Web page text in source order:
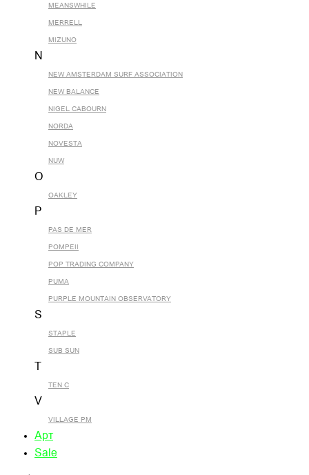
MEANSWHILE
MERRELL
MIZUNO
N
NEW AMSTERDAM SURF ASSOCIATION
NEW BALANCE
NIGEL CABOURN
NORDA
NOVESTA
NUW
O
OAKLEY
P
PAS DE MER
POMPEII
POP TRADING COMPANY
PUMA
PURPLE MOUNTAIN OBSERVATORY
S
STAPLE
SUB SUN
TEN C
V
VILLAGE PM
Арт
Sale